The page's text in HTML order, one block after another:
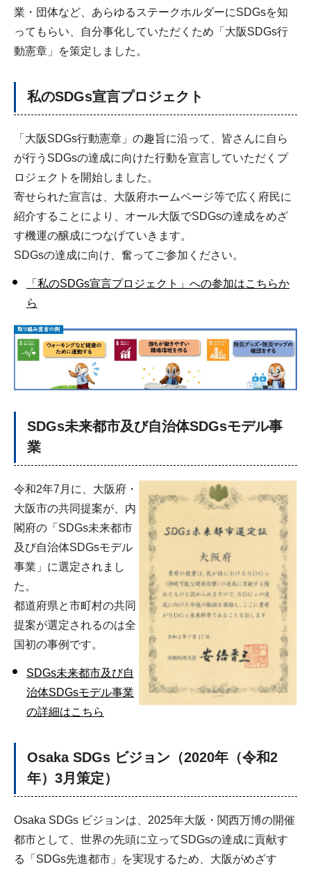
業・団体など、あらゆるステークホルダーにSDGsを知
ってもらい、自分事化していただくため「大阪SDGs行
動憲章」を策定しました。
私のSDGs宣言プロジェクト
「大阪SDGs行動憲章」の趣旨に沿って、皆さんに自ら
が行うSDGsの達成に向けた行動を宣言していただくプ
ロジェクトを開始しました。
寄せられた宣言は、大阪府ホームページ等で広く府民に
紹介することにより、オール大阪でSDGsの達成をめざ
す機運の醸成につなげていきます。
SDGsの達成に向け、奮ってご参加ください。
「私のSDGs宣言プロジェクト」への参加はこちらか
ら
SDGs未来都市及び自治体SDGsモデル事
業
令和2年7月に、大阪府・
大阪市の共同提案が、内
閣府の「SDGs未来都市
及び自治体SDGsモデル
事業」に選定されまし
た。
都道府県と市町村の共同
提案が選定されるのは全
国初の事例です。
SDGs未来都市及び自
治体SDGsモデル事業
の詳細はこちら
Osaka SDGs ビジョン（2020年（令和2
年）3月策定）
Osaka SDGs ビジョンは、2025年大阪・関西万博の開催
都市として、世界の先頭に立ってSDGsの達成に貢献す
る「SDGs先進都市」を実現するため、大阪がめざす